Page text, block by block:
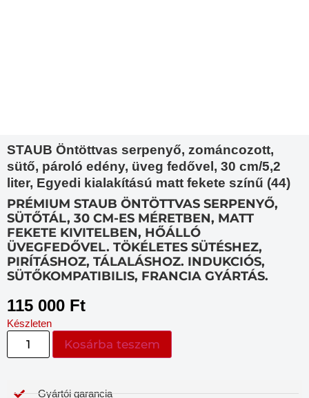
STAUB Öntöttvas serpenyő, zománcozott,
sütő, pároló edény, üveg fedővel, 30 cm/5,2
liter, Egyedi kialakítású matt fekete színű (44)
PRÉMIUM STAUB ÖNTÖTTVAS SERPENYŐ,
SÜTŐTÁL, 30 CM-ES MÉRETBEN, MATT
FEKETE KIVITELBEN, HŐÁLLÓ
ÜVEGFEDŐVEL. TÖKÉLETES SÜTÉSHEZ,
PIRÍTÁSHOZ, TÁLALÁSHOZ. INDUKCIÓS,
SÜTŐKOMPATIBILIS, FRANCIA GYÁRTÁS.
115 000 Ft
Készleten
Kosárba teszem
Gyártói garancia​